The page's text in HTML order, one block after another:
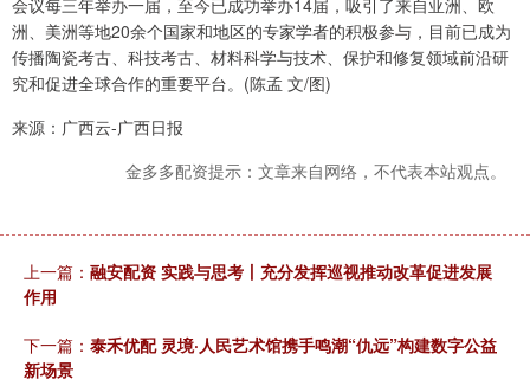
会议每三年举办一届，至今已成功举办14届，吸引了来自亚洲、欧
洲、美洲等地20余个国家和地区的专家学者的积极参与，目前已成为
传播陶瓷考古、科技考古、材料科学与技术、保护和修复领域前沿研
究和促进全球合作的重要平台。(陈孟 文/图)
来源：广西云-广西日报
金多多配资提示：文章来自网络，不代表本站观点。
上一篇： 融安配资 实践与思考丨充分发挥巡视推动改革促进发展
作用
下一篇： 泰禾优配 灵境·人民艺术馆携手鸣潮“仇远”构建数字公益
新场景